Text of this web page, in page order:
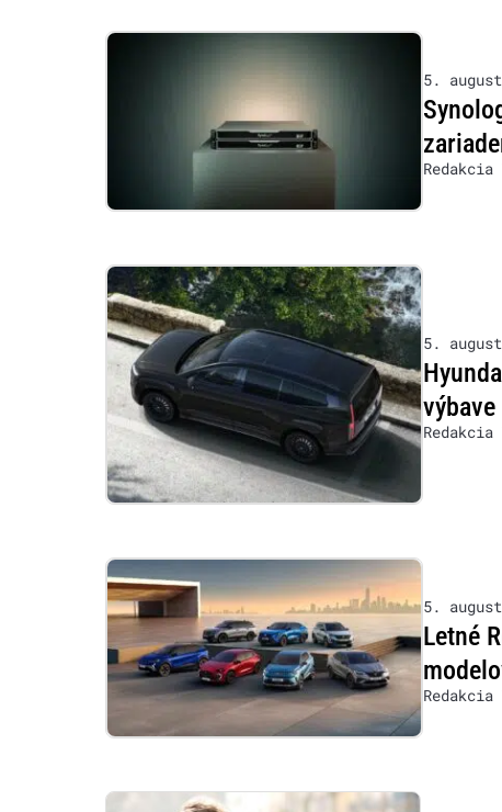
5.
Redakcia
5.
Redakcia
5.
Letné
Redakcia